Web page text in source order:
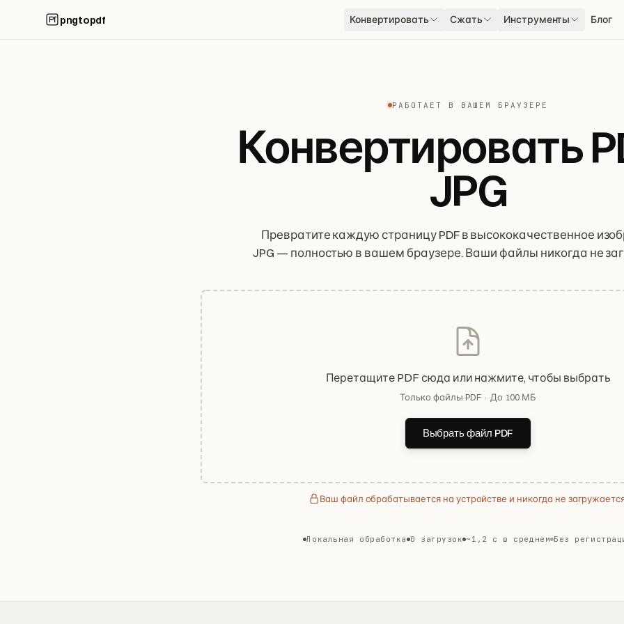
pngtopdf Конвертировать Сжать Инструменты Блог
РАБОТАЕТ В ВАШЕМ БРАУЗЕРЕ
Конвертировать
JPG
Превратите каждую страницу PDF в высококачественное
JPG — полностью в вашем браузере. Ваши файлы никогда не
Перетащите PDF сюда или нажмите, чтобы выбрать
Только файлы PDF · До 100 МБ
Выбрать файл PDF
Ваш файл обрабатывается на устройстве и никогда не
Локальная обработка 0 загрузок ~1,2 с в среднем Без